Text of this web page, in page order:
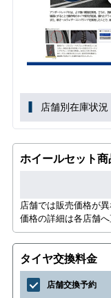
店舗別在庫状況
ホイールセット商
店舗では販売価格が異
価格の詳細は各店舗へ
タイヤ交換料金
店舗交換予約